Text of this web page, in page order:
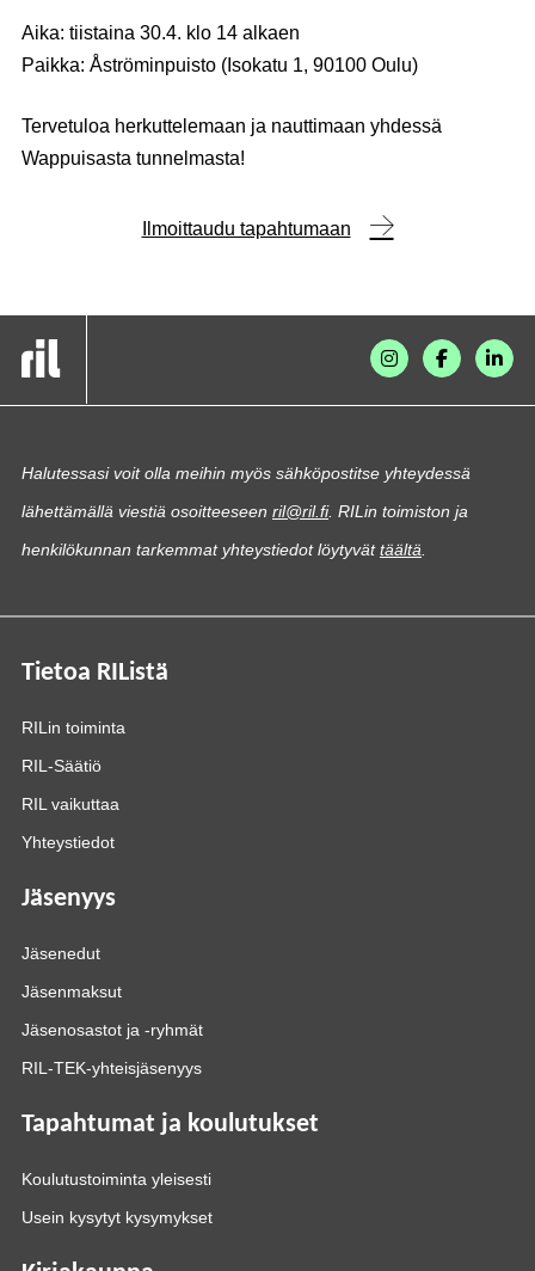
Aika: tiistaina 30.4. klo 14 alkaen
Paikka: Åströminpuisto (Isokatu 1, 90100 Oulu)
Tervetuloa herkuttelemaan ja nauttimaan yhdessä
Wappuisasta tunnelmasta!
Ilmoittaudu tapahtumaan
Halutessasi voit olla meihin myös sähköpostitse yhteydessä
lähettämällä viestiä osoitteeseen ril@ril.fi. RILin toimiston ja
henkilökunnan tarkemmat yhteystiedot löytyvättäältä
Tietoa RIListä
RILin toiminta
RIL-Säätiö
RIL vaikuttaa
Yhteystiedot
Jäsenyys
Jäsenedut
Jäsenmaksut
Jäsenosastot ja -ryhmät
RIL-TEK-yhteisjäsenyys
Tapahtumat ja koulutukset
Koulutustoiminta yleisesti
Usein kysytyt kysymykset